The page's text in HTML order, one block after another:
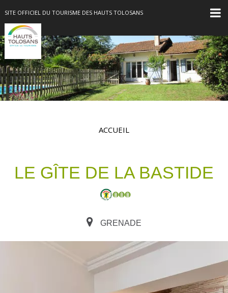
SITE OFFICIEL DU TOURISME DES HAUTS TOLOSANS
ACCUEIL
LE GÎTE DE LA BASTIDE
GRENADE